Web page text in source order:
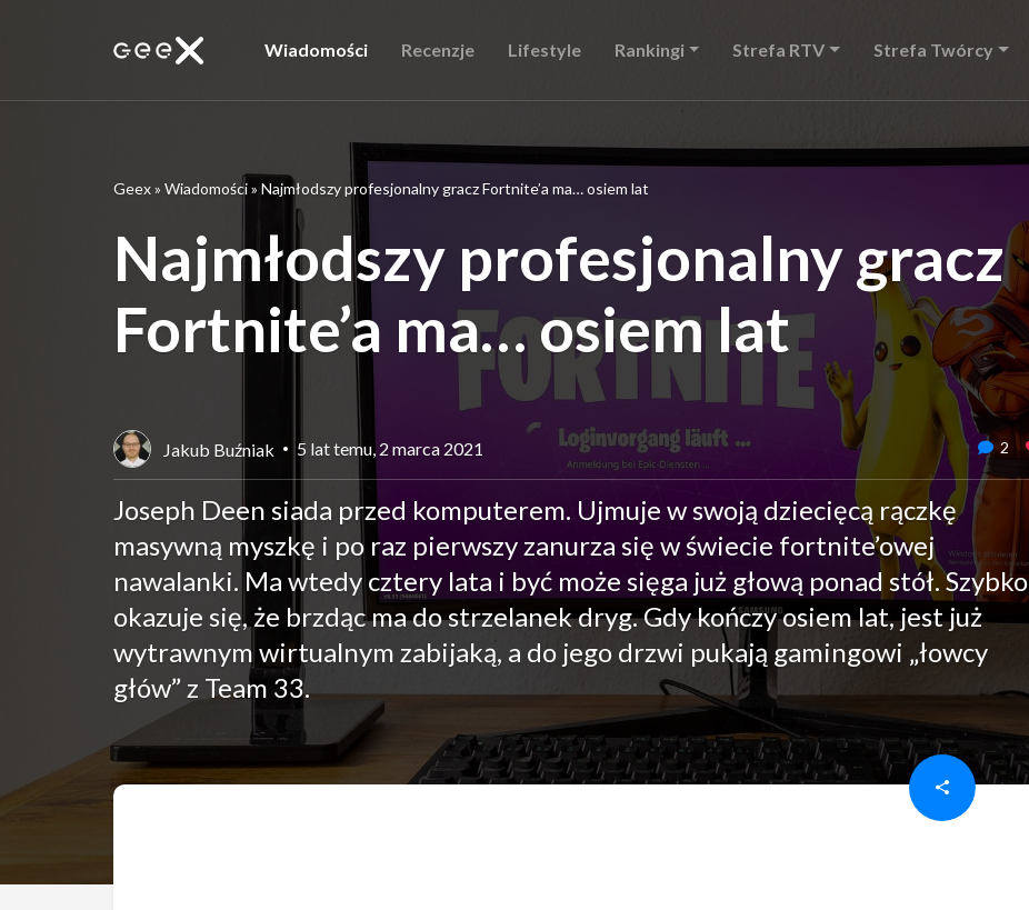
Wiadomości Recenzje Lifestyle Rankingi Strefa RTV Strefa Twórcy
Geex» Wiadomości» Najmłodszy profesjonalny gracz Fortnite’a ma… osiem lat
Najmłodszy profesjonalny gracz
Fortnite’a ma… osiem lat
Jakub Buźniak 5 lat temu, 2 marca 2021 2
Joseph Deen siada przed komputerem. Ujmuje w swoją dziecięcą rączkę
masywną myszkę i po raz pierwszy zanurza się w świecie fortnite’owej
nawalanki. Ma wtedy cztery lata i być może sięga już głową ponad stół. Szybko
okazuje się, że brzdąc ma do strzelanek dryg. Gdy kończy osiem lat, jest już
wytrawnym wirtualnym zabijaką, a do jego drzwi pukają gamingowi „łowcy
głów” z Team 33.